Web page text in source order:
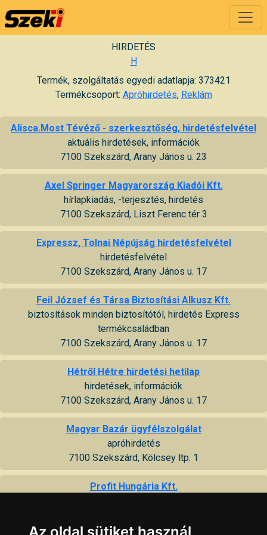
HIRDETÉS
H
Termék, szolgáltatás egyedi adatlapja: 373421
Termékcsoport: Apróhirdetés, Reklám
Alisca.Most Tévéző - szerkesztőség, hirdetésfelvétel
aktuális hirdetések, információk
7100 Szekszárd, Arany János u. 23
Axel Springer Magyarország Kiadói Kft.
hírlapkiadás, -terjesztés, hirdetés
7100 Szekszárd, Liszt Ferenc tér 3
Expressz, Tolnai Népújság hirdetésfelvétel
hirdetésfelvétel
7100 Szekszárd, Arany János u. 17
Feil József és Társa Biztosítási Alkusz Kft.
biztosítások minden biztosítótól, hirdetés Express
termékcsaládban
7100 Szekszárd, Arany János u. 17
Hétről Hétre hirdetési hetilap
hirdetések, információk
7100 Szekszárd, Arany János u. 17
Magyar Bazár ügyfélszolgálat
apróhirdetés
7100 Szekszárd, Kölcsey ltp. 1
Profit Hungária Kft.
7100 Szekszárd, Várköz 7